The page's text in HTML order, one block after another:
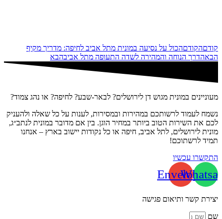
קודםהקודםהכול על נסיעה במונית מתל אביב לחיפה: מדריך מקיף
הבאהדרך הנוחה והמהירה לשדה התעופה מתל אביבהבא
מעוניינים במונית מגוש דן לירושלים? לבאר-שבע? לחיפה? או נהג צמוד?
נשמח לעמוד לרשותכם במהירות ובמסירות, לענות על כל שאלה ולהעניק
לכם את השירות הטוב ביותר במחיר הוגן. בין אם מדובר במונית לנתב״ג,
מונית לירושלים, לתל אביב, חיפה או כל נקודות יישוב בארץ – אנחנו
תמיד לרשתוכם!
התקשרו עכשיו
Envelope
יצירת קשר ותיאום פגישה
שם